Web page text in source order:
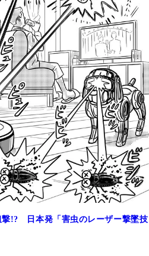
撃!? 日本発「害虫のレーザー撃墜技